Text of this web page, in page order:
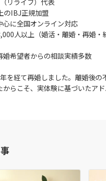
リライフ）代表
のIBJ正規加盟
心に全国オンライン対応
人以上（婚活・離婚・再婚・
婚希望者からの相談実績多数
を経て再婚しました。離婚後の
からこそ、実体験に基づいたア